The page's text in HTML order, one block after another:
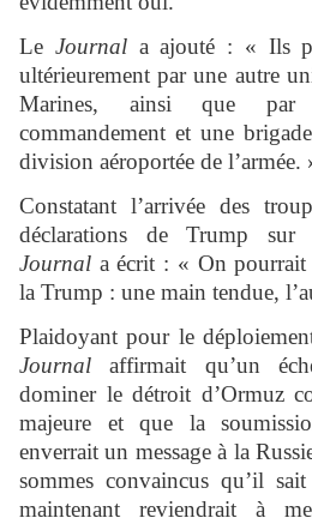
Le Journala ajouté : « Ils
ultérieurement par une autre
Marines, ainsi que par
commandement et une
division aéroportée de l’armée.
Constatant l’arrivée des
déclarations de Trump sur
Journal a écrit : « On pourrait
la Trump : une main tendue,
Plaidoyant pour le
Journal affirmait qu’un
dominer le détroit d’Ormuz
majeure et que la
enverrait un message à la
sommes convaincus qu’il
maintenant reviendrait à